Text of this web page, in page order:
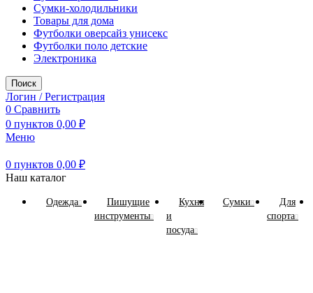
Сумки-холодильники
Товары для дома
Футболки оверсайз унисекс
Футболки поло детские
Электроника
Поиск
Логин / Регистрация
0 Сравнить
0 пунктов 0,00 ₽
Меню
0 пунктов 0,00 ₽
Наш каталог
Одежда
Пишущие
инструменты
Кухня
и
посуда
Сумки
Для
спорта